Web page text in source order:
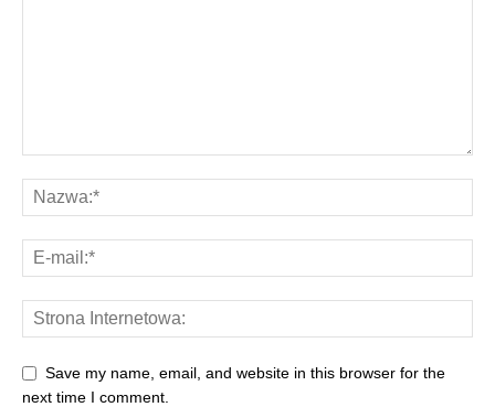
Save my name, email, and website in this browser for the
next time I comment.